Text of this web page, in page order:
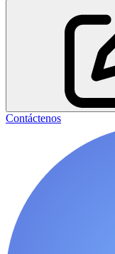
Contáctenos